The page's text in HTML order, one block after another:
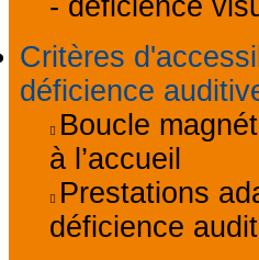
- déficience
Critères
déficience
Boucle
à l’accueil
Prestations
déficience